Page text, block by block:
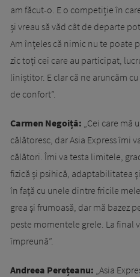
am făcut-o. E o competiție în
și vreau să văd cât de departe
Am înțeles că nimic nu te poate
zic toți cei care au participat,
liniștitor. E clar că ne aruncăm
de confort”.
Carmen Negoiță: „Cei care mă
călătoresc, dar Asia Express îmi
călători. Îmi va testa limitele,
fizică şi psihică, adaptabilitatea
în faţă cu unele dintre fricile
grea şi frumoasă, dar mă bazez
peste momentele grele. La final
împreună”.
Andreea Perețeanu: „Asia